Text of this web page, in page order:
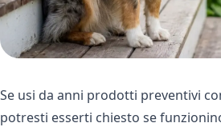
Se usi da anni prodotti preventivi
potresti esserti chiesto se